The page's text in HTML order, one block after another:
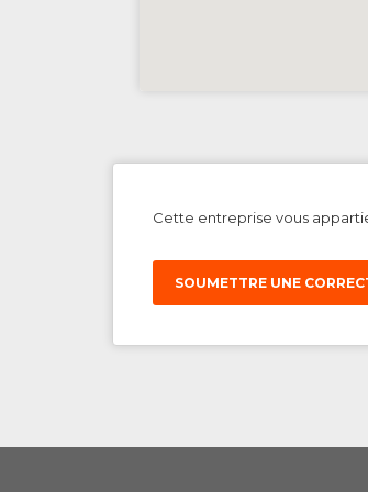
Cette entreprise vous
SOUMETTRE UNE